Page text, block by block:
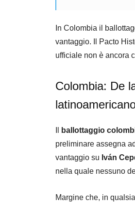
In Colombia il
vantaggio. Il Pacto
ufficiale non è ancora
Colombia: De
ballottaggio
preliminare assegna ad
vantaggio su Iván
nella quale nessuno
Margine che, in